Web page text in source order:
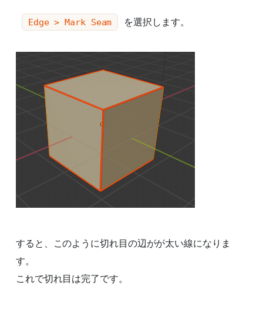
Edge > Mark Seam を選択します。
すると、このように切れ目の辺がが太い線になりま
す。
これで切れ目は完了です。